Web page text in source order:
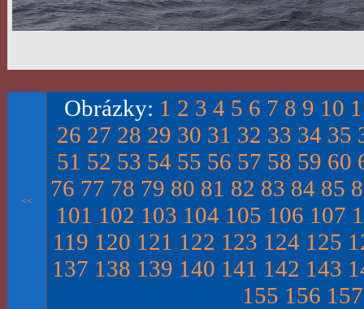
<<
Obrázky: 1 2 3 4 5 6 7 8 9 10
26 27 28 29 30 31 32 33 34 35
51 52 53 54 55 56 57 58 59 60
76 77 78 79 80 81 82 83 84 85
101 102 103 104 105 106 107
119 120 121 122 123 124 125
137 138 139 140 141 142 143
155 156 157